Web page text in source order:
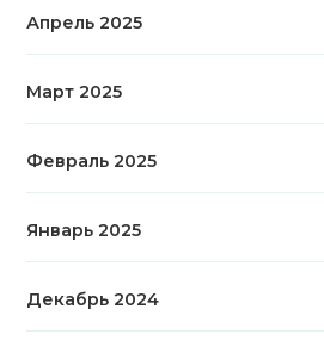
Апрель 2025
Март 2025
Февраль 2025
Январь 2025
Декабрь 2024